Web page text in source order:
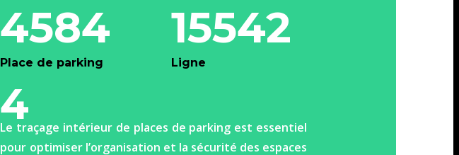
4584
4
Place de parking
15542
Ligne
Le traçage intérieur de places de parking est essentiel
pour optimiser l’organisation et la sécurité des espaces